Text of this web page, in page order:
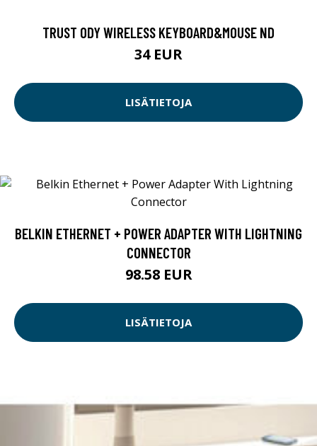
TRUST ODY WIRELESS KEYBOARD&MOUSE ND
34 EUR
LISÄTIETOJA
BELKIN ETHERNET + POWER ADAPTER WITH LIGHTNING
CONNECTOR
98.58 EUR
LISÄTIETOJA